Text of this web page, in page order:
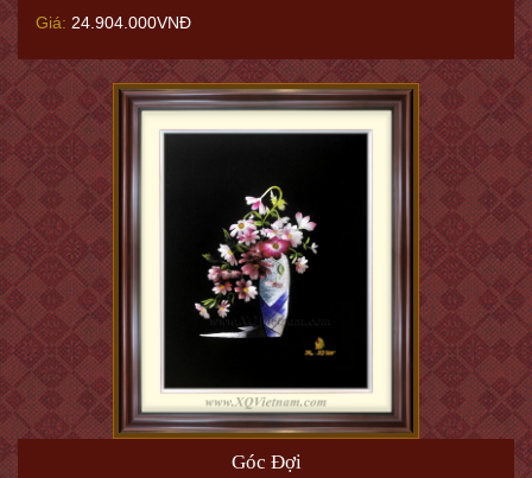
Giá: 24.904.000VNĐ
Góc Đợi